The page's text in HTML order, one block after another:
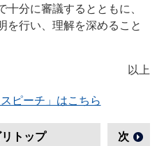
分に審議するとともに、
を行い、理解を深めること
以上
ピーチ」はこちら
トップ 次